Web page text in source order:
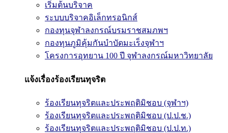
เริ่มต้นบริจาค
ระบบบริจาคอิเล็กทรอนิกส์
กองทุนจุฬาลงกรณ์บรมราชสมภพฯ
กองทุนภูมิคุ้มกันบำบัดมะเร็งจุฬาฯ
โครงการอุทยาน 100 ปี จุฬาลงกรณ์มหาวิทยาลัย
แจ้งเรื่องร้องเรียนทุจริต
ร้องเรียนทุจริตและประพฤติมิชอบ (จุฬาฯ)
ร้องเรียนทุจริตและประพฤติมิชอบ (ป.ป.ช.)
ร้องเรียนทุจริตและประพฤติมิชอบ (ป.ป.ท.)